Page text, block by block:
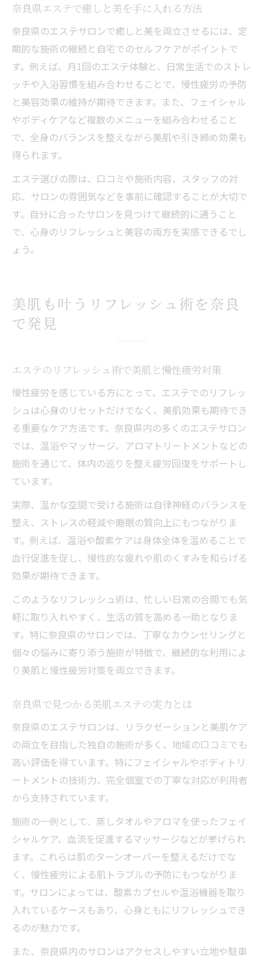
奈良県エステで癒しと美を手に入れる方法
奈良県のエステサロンで癒しと美を両立させるには、定
期的な施術の継続と自宅でのセルフケアがポイントで
す。例えば、月1回のエステ体験と、日常生活でのストレ
ッチや入浴習慣を組み合わせることで、慢性疲労の予防
と美容効果の維持が期待できます。また、フェイシャル
やボディケアなど複数のメニューを組み合わせること
で、全身のバランスを整えながら美肌や引き締め効果も
得られます。
エステ選びの際は、口コミや施術内容、スタッフの対
応、サロンの雰囲気などを事前に確認することが大切で
す。自分に合ったサロンを見つけて継続的に通うこと
で、心身のリフレッシュと美容の両方を実感できるでし
ょう。
美肌も叶うリフレッシュ術を奈良
で発見
エステのリフレッシュ術で美肌と慢性疲労対策
慢性疲労を感じている方にとって、エステでのリフレッ
シュは心身のリセットだけでなく、美肌効果も期待でき
る重要なケア方法です。奈良県内の多くのエステサロン
では、温浴やマッサージ、アロマトリートメントなどの
施術を通じて、体内の巡りを整え疲労回復をサポートし
ています。
実際、温かな空間で受ける施術は自律神経のバランスを
整え、ストレスの軽減や睡眠の質向上にもつながりま
す。例えば、温浴や酸素ケアは身体全体を温めることで
血行促進を促し、慢性的な疲れや肌のくすみを和らげる
効果が期待できます。
このようなリフレッシュ術は、忙しい日常の合間でも気
軽に取り入れやすく、生活の質を高める一助となりま
す。特に奈良県のサロンでは、丁寧なカウンセリングと
個々の悩みに寄り添う施術が特徴で、継続的な利用によ
り美肌と慢性疲労対策を両立できます。
奈良県で見つかる美肌エステの実力とは
奈良県のエステサロンは、リラクゼーションと美肌ケア
の両立を目指した独自の施術が多く、地域の口コミでも
高い評価を得ています。特にフェイシャルやボディトリ
ートメントの技術力、完全個室での丁寧な対応が利用者
から支持されています。
施術の一例として、蒸しタオルやアロマを使ったフェイ
シャルケア、血流を促進するマッサージなどが挙げられ
ます。これらは肌のターンオーバーを整えるだけでな
く、慢性疲労による肌トラブルの予防にもつながりま
す。サロンによっては、酸素カプセルや温浴機器を取り
入れているケースもあり、心身ともにリフレッシュでき
るのが魅力です。
また、奈良県内のサロンはアクセスしやすい立地や駐車